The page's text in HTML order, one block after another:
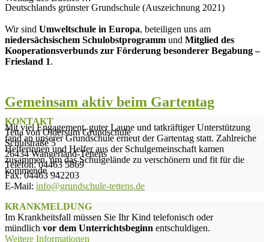
Gemeinsam aktiv beim Gartentag
Mit viel Engagement, guter Laune und tatkräftiger Unterstützung
fand an unserer Grundschule erneut der Gartentag statt. Zahlreiche
Helferinnen und Helfer aus der Schulgemeinschaft kamen
zusammen, um das Schulgelände zu verschönern und fit für die
kommende …
Deutschlands grünster Grundschule (Auszeichnung 2021)
Wir sind Umweltschule in Europa, beteiligen uns am
niedersächsischem Schulobstprogramm und Mitglied des
Kooperationsverbunds zur Förderung besonderer Begabung –
Friesland 1.
KONTAKT
Tetta von Oldersum Grundschule
Schulstraße 5
26434 Wangerland-Tettens
Telefon: 04463 5869
Fax: 04463 942203
E-Mail: info@grundschule-tettens.de
KRANKMELDUNG
Im Krankheitsfall müssen Sie Ihr Kind telefonisch oder
mündlich vor dem Unterrichtsbeginn entschuldigen.
Weitere Informationen